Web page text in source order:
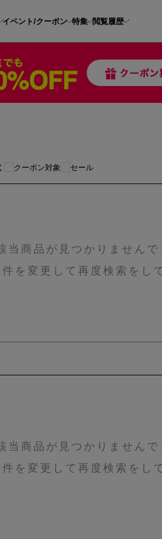
イベント/クーポン 特集 閲覧履歴
クーポン対象 セール
当商品が見つかりませんで
を変更して再度検索をし
当商品が見つかりませんで
を変更して再度検索をし